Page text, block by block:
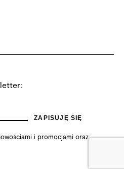
i promocjami oraz